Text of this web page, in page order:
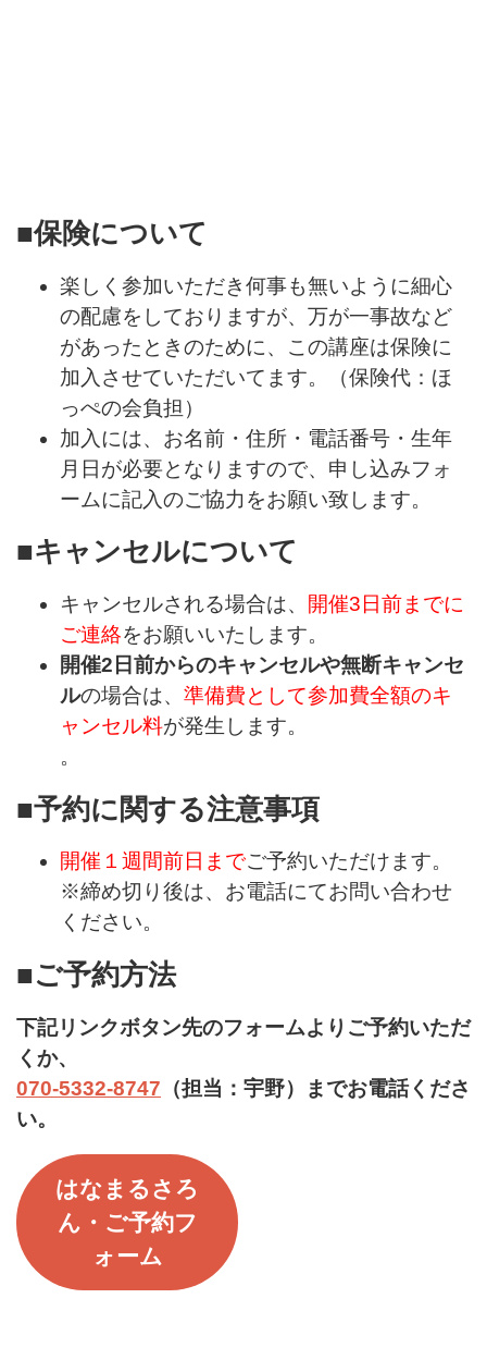
■保険について
楽しく参加いただき何事も無いように細心
の配慮をしておりますが、万が一事故など
があったときのために、この講座は保険に
加入させていただいてます。（保険代：ほ
っぺの会負担）
加入には、お名前・住所・電話番号・生年
月日が必要となりますので、申し込みフォ
ームに記入のご協力をお願い致します。
■キャンセルについて
キャンセルされる場合は、 開催3日前までに
ご連絡をお願いいたします。
開催2日前からのキャンセルや無断キャンセ
ルの場合は、 準備費として参加費全額のキ
ャンセル料が発生します。
。
■予約に関する注意事項
開催１週間前日までご予約いただけます。
※締め切り後は、お電話にてお問い合わせ
ください。
■ご予約方法
下記リンクボタン先のフォームよりご予約いただ
くか、
070-5332-8747 （担当：宇野）までお電話くださ
い。
はなまるさろ
ん・ご予約フ
ォーム